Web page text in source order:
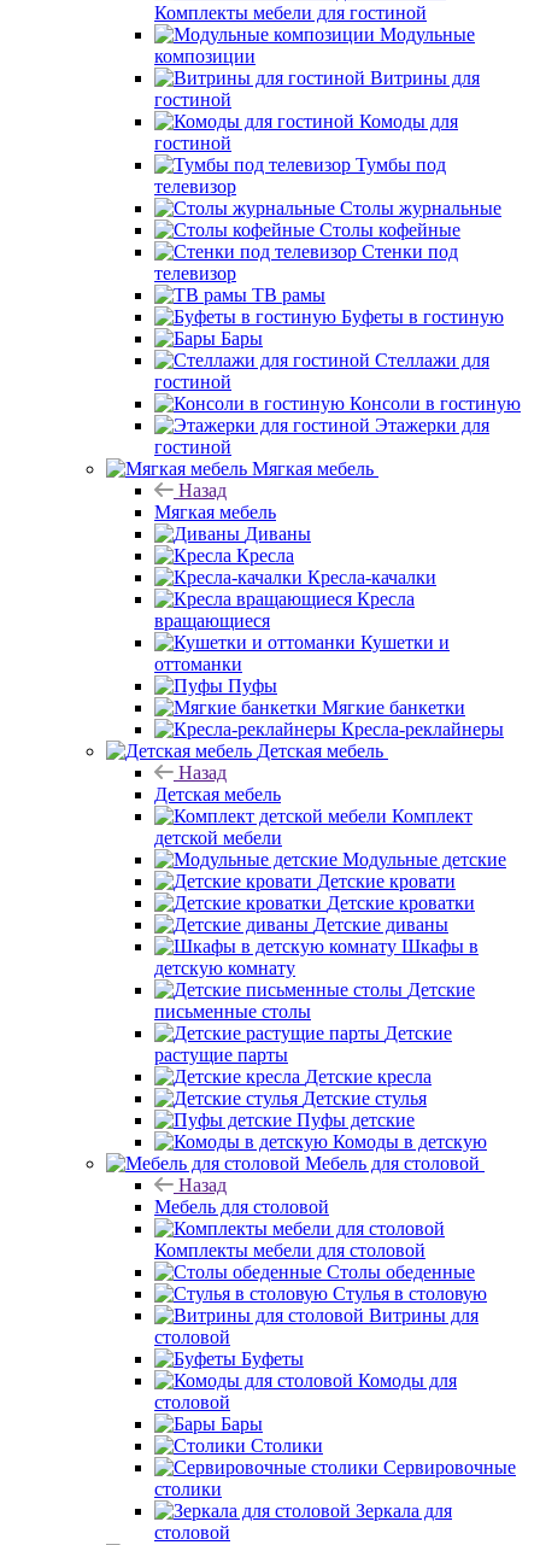
Комплекты мебели для гостиной
Модульные
композиции
Витрины для
гостиной
Комоды для
гостиной
Тумбы под
телевизор
Столы журнальные
Столы кофейные
Стенки под
телевизор
ТВ рамы
Буфеты в гостиную
Бары
Стеллажи для
гостиной
Консоли в гостиную
Этажерки для
гостиной
Мягкая мебель
Назад
Мягкая мебель
Диваны
Кресла
Кресла-качалки
Кресла
вращающиеся
Кушетки и
оттоманки
Пуфы
Мягкие банкетки
Кресла-реклайнеры
Детская мебель
Назад
Детская мебель
Комплект
детской мебели
Модульные детские
Детские кровати
Детские кроватки
Детские диваны
Шкафы в
детскую комнату
Детские
письменные столы
Детские
растущие парты
Детские кресла
Детские стулья
Пуфы детские
Комоды в детскую
Мебель для столовой
Назад
Мебель для столовой
Комплекты мебели для столовой
Столы обеденные
Стулья в столовую
Витрины для
столовой
Буфеты
Комоды для
столовой
Бары
Столики
Сервировочные
столики
Зеркала для
столовой